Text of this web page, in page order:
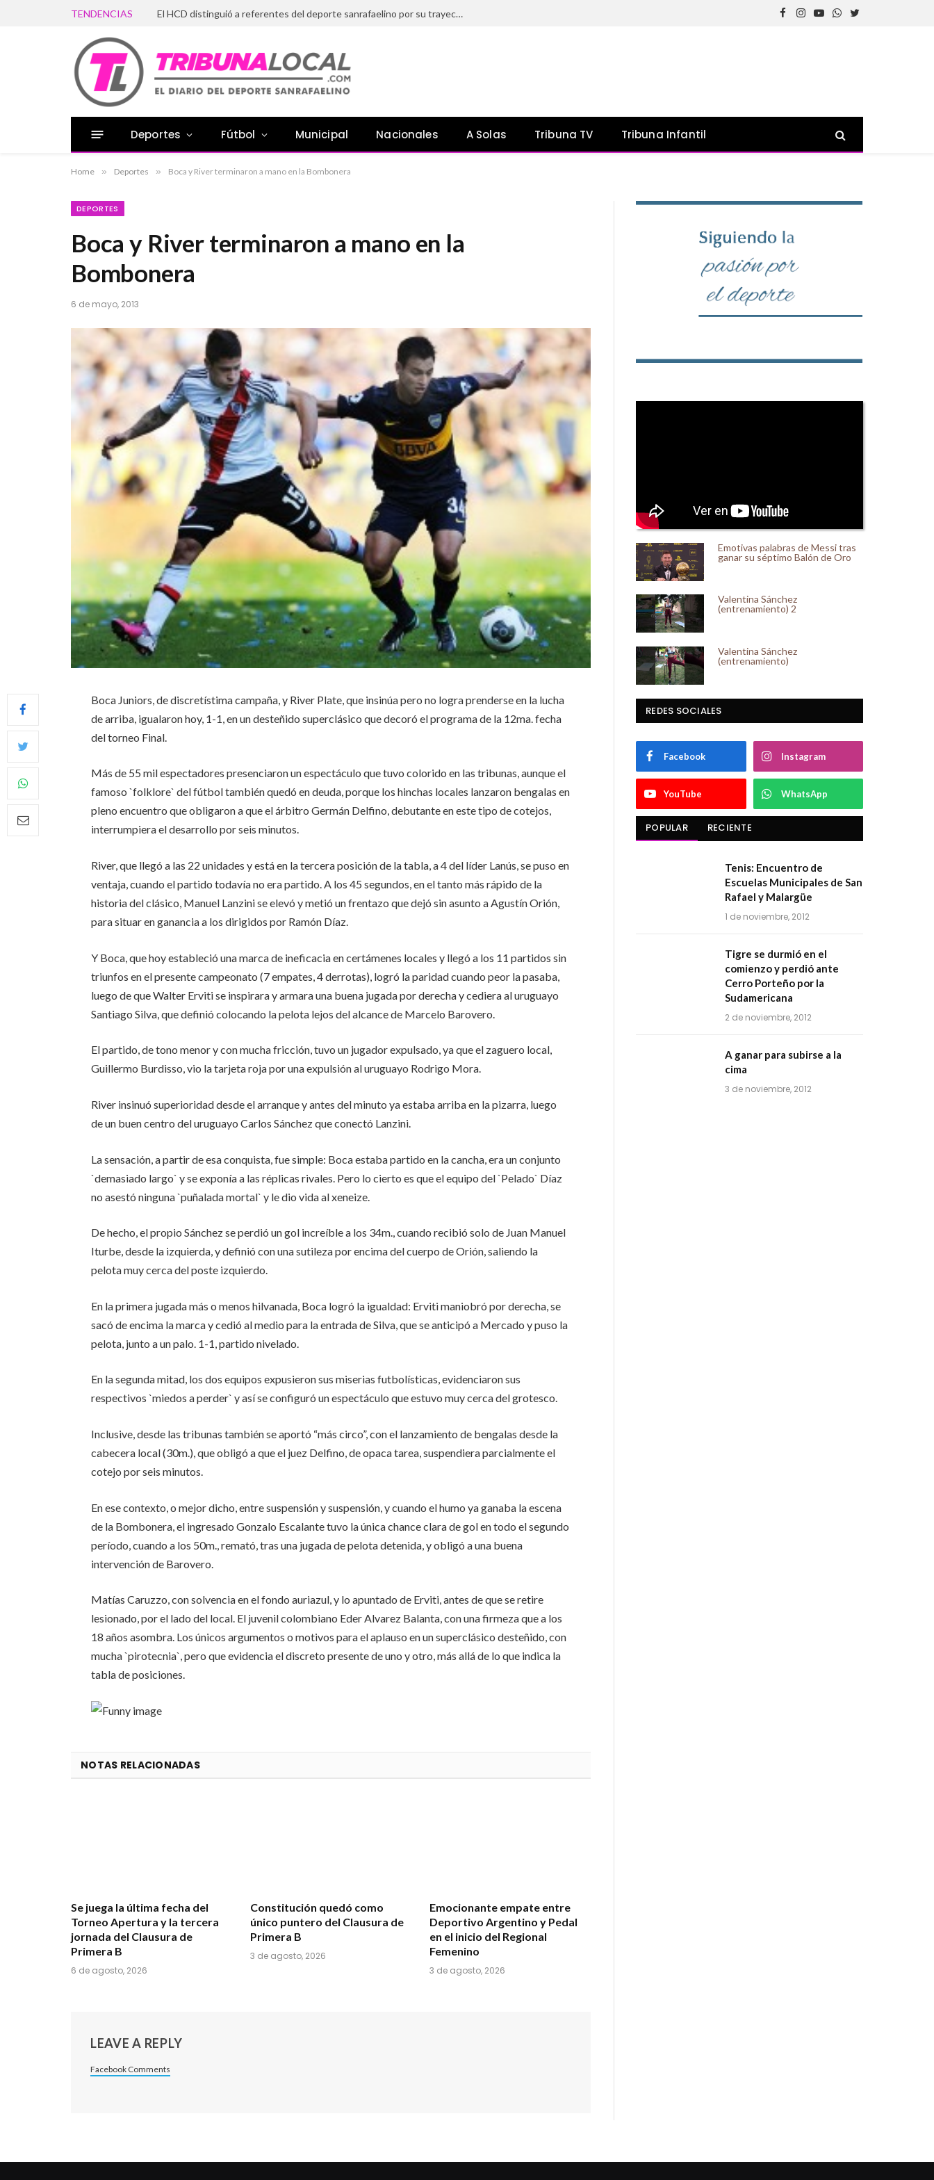
TENDENCIAS El HCD distinguió a referentes del deporte sanrafaelino por su trayectoria y aporte a la comunidad
Facebook
Instagram
YouTube
WhatsApp
Twitter
Deportes Fútbol Municipal Nacionales A Solas Tribuna TV Tribuna Infantil
Home » Deportes » Boca y River terminaron a mano en la Bombonera
DEPORTES
Boca y River terminaron a mano en la
Bombonera
6 de mayo, 2013
Boca Juniors, de discretístima campaña, y River Plate, que insinúa pero no logra prenderse en la lucha
de arriba, igualaron hoy, 1-1, en un desteñido superclásico que decoró el programa de la 12ma. fecha
del torneo Final.
Más de 55 mil espectadores presenciaron un espectáculo que tuvo colorido en las tribunas, aunque el
famoso `folklore` del fútbol también quedó en deuda, porque los hinchas locales lanzaron bengalas en
pleno encuentro que obligaron a que el árbitro Germán Delfino, debutante en este tipo de cotejos,
interrumpiera el desarrollo por seis minutos.
River, que llegó a las 22 unidades y está en la tercera posición de la tabla, a 4 del líder Lanús, se puso en
ventaja, cuando el partido todavía no era partido. A los 45 segundos, en el tanto más rápido de la
historia del clásico, Manuel Lanzini se elevó y metió un frentazo que dejó sin asunto a Agustín Orión,
para situar en ganancia a los dirigidos por Ramón Díaz.
Y Boca, que hoy estableció una marca de ineficacia en certámenes locales y llegó a los 11 partidos sin
triunfos en el presente campeonato (7 empates, 4 derrotas), logró la paridad cuando peor la pasaba,
luego de que Walter Erviti se inspirara y armara una buena jugada por derecha y cediera al uruguayo
Santiago Silva, que definió colocando la pelota lejos del alcance de Marcelo Barovero.
El partido, de tono menor y con mucha fricción, tuvo un jugador expulsado, ya que el zaguero local,
Guillermo Burdisso, vio la tarjeta roja por una expulsión al uruguayo Rodrigo Mora.
River insinuó superioridad desde el arranque y antes del minuto ya estaba arriba en la pizarra, luego
de un buen centro del uruguayo Carlos Sánchez que conectó Lanzini.
La sensación, a partir de esa conquista, fue simple: Boca estaba partido en la cancha, era un conjunto
`demasiado largo` y se exponía a las réplicas rivales. Pero lo cierto es que el equipo del `Pelado` Díaz
no asestó ninguna `puñalada mortal` y le dio vida al xeneize.
De hecho, el propio Sánchez se perdió un gol increíble a los 34m., cuando recibió solo de Juan Manuel
Iturbe, desde la izquierda, y definió con una sutileza por encima del cuerpo de Orión, saliendo la
pelota muy cerca del poste izquierdo.
En la primera jugada más o menos hilvanada, Boca logró la igualdad: Erviti maniobró por derecha, se
sacó de encima la marca y cedió al medio para la entrada de Silva, que se anticipó a Mercado y puso la
pelota, junto a un palo. 1-1, partido nivelado.
En la segunda mitad, los dos equipos expusieron sus miserias futbolísticas, evidenciaron sus
respectivos `miedos a perder` y así se configuró un espectáculo que estuvo muy cerca del grotesco.
Inclusive, desde las tribunas también se aportó “más circo”, con el lanzamiento de bengalas desde la
cabecera local (30m.), que obligó a que el juez Delfino, de opaca tarea, suspendiera parcialmente el
cotejo por seis minutos.
En ese contexto, o mejor dicho, entre suspensión y suspensión, y cuando el humo ya ganaba la escena
de la Bombonera, el ingresado Gonzalo Escalante tuvo la única chance clara de gol en todo el segundo
período, cuando a los 50m., remató, tras una jugada de pelota detenida, y obligó a una buena
intervención de Barovero.
Matías Caruzzo, con solvencia en el fondo auriazul, y lo apuntado de Erviti, antes de que se retire
lesionado, por el lado del local. El juvenil colombiano Eder Alvarez Balanta, con una firmeza que a los
18 años asombra. Los únicos argumentos o motivos para el aplauso en un superclásico desteñido, con
mucha `pirotecnia`, pero que evidencia el discreto presente de uno y otro, más allá de lo que indica la
tabla de posiciones.
NOTAS RELACIONADAS
Se juega la última fecha del
Torneo Apertura y la tercera
jornada del Clausura de
Primera B
6 de agosto, 2026
Constitución quedó como
único puntero del Clausura de
Primera B
3 de agosto, 2026
Emocionante empate entre
Deportivo Argentino y Pedal
en el inicio del Regional
Femenino
3 de agosto, 2026
LEAVE A REPLY
Facebook Comments
Emotivas palabras de Messi tras
ganar su séptimo Balón de Oro
Valentina Sánchez
(entrenamiento) 2
Valentina Sánchez
(entrenamiento)
REDES SOCIALES
Facebook Instagram
YouTube WhatsApp
POPULAR RECIENTE
Tenis: Encuentro de
Escuelas Municipales de San
Rafael y Malargüe
1 de noviembre, 2012
Tigre se durmió en el
comienzo y perdió ante
Cerro Porteño por la
Sudamericana
2 de noviembre, 2012
A ganar para subirse a la
cima
3 de noviembre, 2012